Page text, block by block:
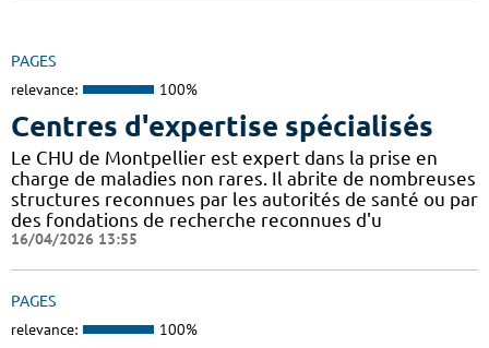
PAGES
relevance: 100%
Centres d'expertise spécialisés
Le CHU de Montpellier est expert dans la prise en
charge de maladies non rares. Il abrite de nombreuses
structures reconnues par les autorités de santé ou par
des fondations de recherche reconnues d'u
16/04/2026 13:55
PAGES
relevance: 100%